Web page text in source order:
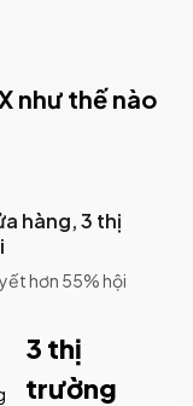
như thế nào
hàng, 3 thị
hơn 55% hội
3 thị
trường